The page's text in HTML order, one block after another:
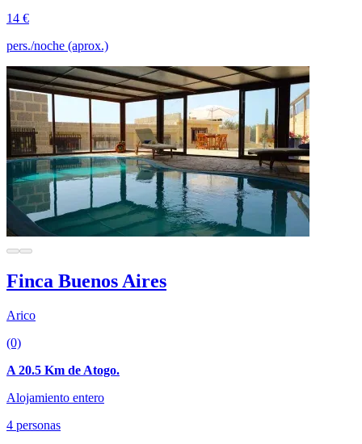
14 €
pers./noche (aprox.)
Finca Buenos Aires
Arico
(0)
A 20.5 Km de Atogo.
Alojamiento entero
4 personas